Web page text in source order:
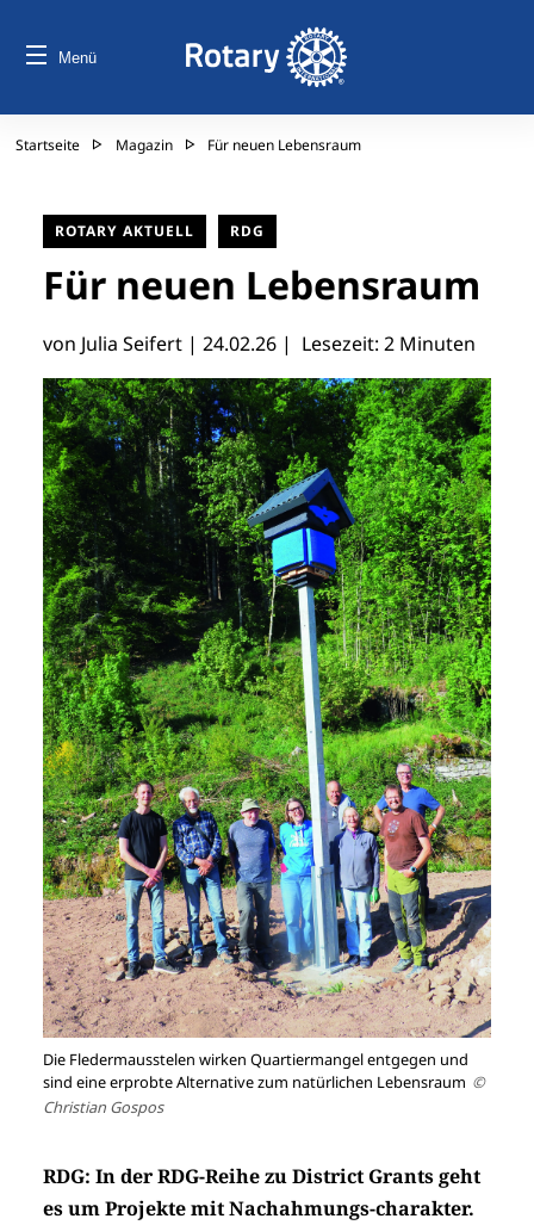
Menü
Startseite Magazin Für neuen Lebensraum
ROTARY AKTUELL RDG
Für neuen Lebensraum
von Julia Seifert | 24.02.26 | Lesezeit: 2 Minuten
Die Fledermausstelen wirken Quartiermangel entgegen und
sind eine erprobte Alternative zum natürlichen Lebensraum ©
Christian Gospos
RDG: In der RDG-Reihe zu District Grants geht
es um Projekte mit Nachahmungs-charakter.